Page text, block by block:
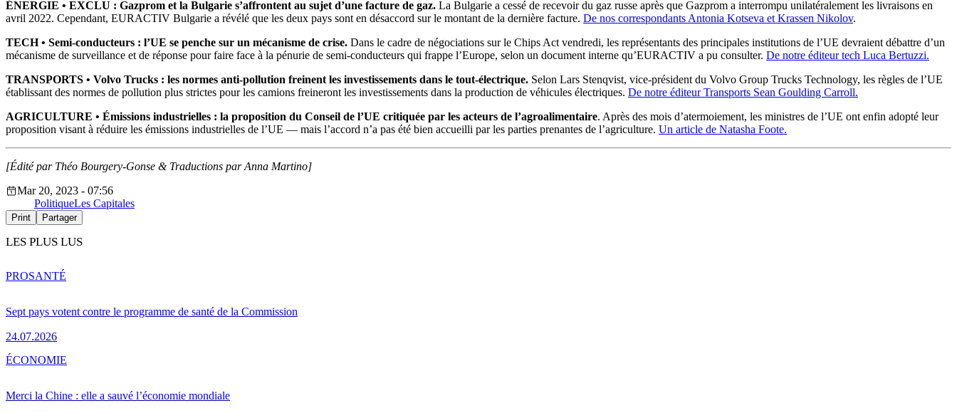
ÉNERGIE • EXCLU : Gazprom et la Bulgarie s’affrontent au sujet d’une facture de gaz. La Bulgarie a cessé de recevoir du gaz russe après que Gazprom a interrompu unilatéralement les livraisons en
avril 2022. Cependant, ЕURACTIV Bulgarie a révélé que les deux pays sont en désaccord sur le montant de la dernière facture. De nos correspondants Antonia Kotseva et Krassen Nikolov.
TECH • Semi-conducteurs : l’UE se penche sur un mécanisme de crise. Dans le cadre de négociations sur le Chips Act vendredi, les représentants des principales institutions de l’UE devraient débattre d’un
mécanisme de surveillance et de réponse pour faire face à la pénurie de semi-conducteurs qui frappe l’Europe, selon un document interne qu’EURACTIV a pu consulter. De notre éditeur tech Luca Bertuzzi.
TRANSPORTS • Volvo Trucks : les normes anti-pollution freinent les investissements dans le tout-électrique. Selon Lars Stenqvist, vice-président du Volvo Group Trucks Technology, les règles de l’UE
établissant des normes de pollution plus strictes pour les camions freineront les investissements dans la production de véhicules électriques. De notre éditeur Transports Sean Goulding Carroll.
AGRICULTURE • Émissions industrielles : la proposition du Conseil de l’UE critiquée par les acteurs de l’agroalimentaire. Après des mois d’atermoiement, les ministres de l’UE ont enfin adopté leur
proposition visant à réduire les émissions industrielles de l’UE — mais l’accord n’a pas été bien accueilli par les parties prenantes de l’agriculture. Un article de Natasha Foote.
[Édité par Théo Bourgery-Gonse & Traductions par Anna Martino]
Mar 20, 2023 - 07:56
PolitiqueLes Capitales
Print Partager
LES PLUS LUS
Sept pays votent contre le programme de santé de la Commission
24.07.2026
PROSANTÉ
Merci la Chine : elle a sauvé l’économie mondiale
ÉCONOMIE